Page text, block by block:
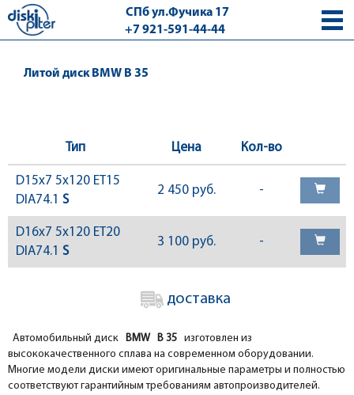
СПб ул.Фучика 17
+7 921-591-44-44
Литой диск BMW B 35
Тип Цена Кол-во
D15x7 5x120 ET15
DIA74.1 S
2 450 руб. -
D16x7 5x120 ET20
DIA74.1 S
3 100 руб. -
доставка
Автомобильный диск BMW B 35 изготовлен из
высококачественного сплава на современном оборудовании.
Многие модели диски имеют оригинальные параметры и полностью
соответствуют гарантийным требованиям автопроизводителей.